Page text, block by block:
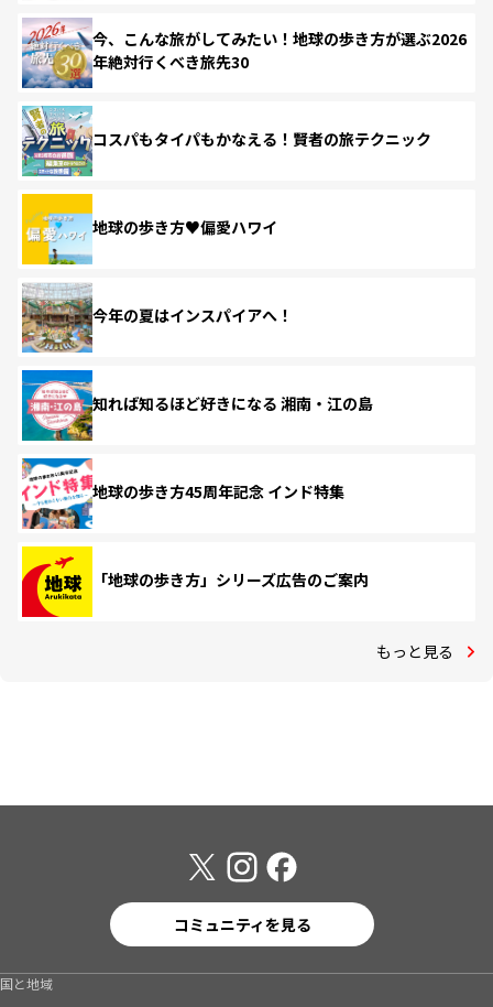
今、こんな旅がしてみたい！地球の歩き方が選ぶ2026
年絶対行くべき旅先30
コスパもタイパもかなえる！賢者の旅テクニック
地球の歩き方♥偏愛ハワイ
今年の夏はインスパイアへ！
知れば知るほど好きになる 湘南・江の島
地球の歩き方45周年記念 インド特集
「地球の歩き方」シリーズ広告のご案内
もっと見る
コミュニティを見る
国と地域